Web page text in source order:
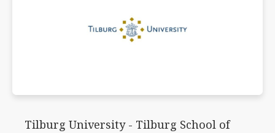
Tilburg University - Tilburg School of